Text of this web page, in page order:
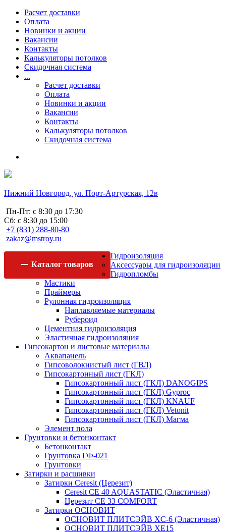
Расчет доставки
Оплата
Новинки и акции
Вакансии
Контакты
Калькуляторы потолков
Скидочная система
...
Расчет доставки
Оплата
Новинки и акции
Вакансии
Контакты
Калькуляторы потолков
Скидочная система
Нижний Новгород, ул. Порт-Артурская, 12в
Пн-Пт: с 8:30 до 17:30
Сб: с 8:30 до 15:00
+7 (831) 288-80-80
zakaz@mstroy.ru
Каталог товаров
Гидроизоляция
Аксессуары для гидроизоляции
Гидропломбы
Мастики
Праймеры
Рулонная гидроизоляция
Наплавляемые материалы
Рубероид
Цементная гидроизоляция
Эластичная гидроизоляция
Гипсокартон и листовые материалы
Аквапанель
Гипсоволокнистый лист (ГВЛ)
Гипсокартонный лист (ГКЛ)
Гипсокартонный лист (ГКЛ) DANOGIPS
Гипсокартонный лист (ГКЛ) Gyproc
Гипсокартонный лист (ГКЛ) KNAUF
Гипсокартонный лист (ГКЛ) Vetonit
Гипсокартонный лист (ГКЛ) Магма
Элемент пола
Грунтовки и бетонконтакт
Бетонконтакт
Грунтовка ГФ-021
Грунтовки
Затирки и расшивки
Затирки Ceresit (Церезит)
Ceresit CE 40 AQUASTATIC (Эластичная)
Церезит CE 33 COMFORT
Затирки ОСНОВИТ
ОСНОВИТ ПЛИТСЭЙВ XC-6 (Эластичная)
ОСНОВИТ ПЛИТСЭЙВ XЕ15